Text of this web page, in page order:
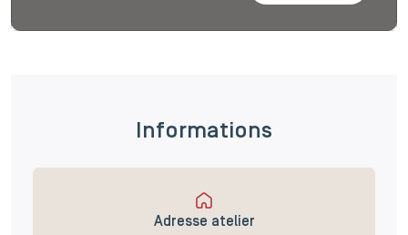
Informations
Adresse atelier